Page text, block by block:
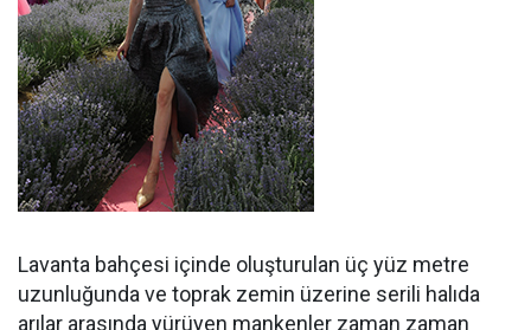
Lavanta bahçesi içinde oluşturulan üç yüz metre
uzunluğunda ve toprak zemin üzerine serili halıda
arılar arasında yürüyen mankenler zaman zaman